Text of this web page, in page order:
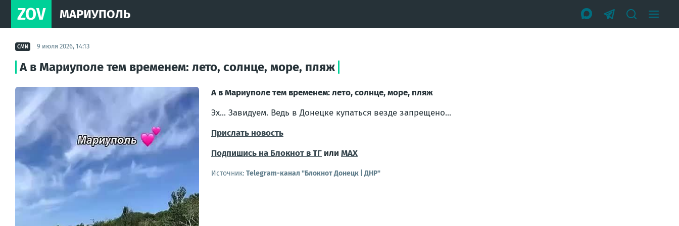
ZOV МАРИУПОЛЬ
СМИ 9 июля 2026, 14:13
А в Мариуполе тем временем: лето, солнце, море, пляж
А в Мариуполе тем временем: лето, солнце, море, пляж
Эх... Завидуем. Ведь в Донецке купаться везде запрещено...
Прислать новость
Подпишись на Блокнот в ТГ или МАХ
Источник: Telegram-канал "Блокнот Донецк | ДНР"